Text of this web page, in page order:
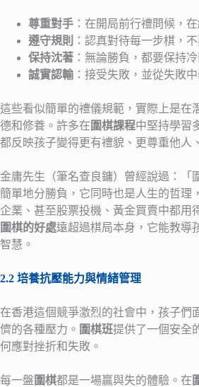
尊重對手 ：在開局前行禮問候，
遵守規則
：認真對待每一步棋，
保持沈著 ：無論勝負，都要保持
誠實認輸 ：接受失敗，並從失敗
這些看似簡單的禮儀規範，實際上是在
德和修養。許多在 圍棋課程中堅持學習
都反映孩子變得更有禮貌、更尊重他人
金庸先生（筆名查良鏞）曾經說過：「
簡單地分勝負，它同時也是人生的哲理
企業、甚至股票投機、黃金買賣中都用
圍棋的好處遠超過棋局本身，它能教導
智慧。
2.2 培養抗壓能力與情緒管理
在香港這個競爭激烈的社會中，孩子們
儕的各種壓力。 圍棋班提供了一個安全
何應對挫折和失敗。
每一盤圍棋都是一場贏與失的體驗。在